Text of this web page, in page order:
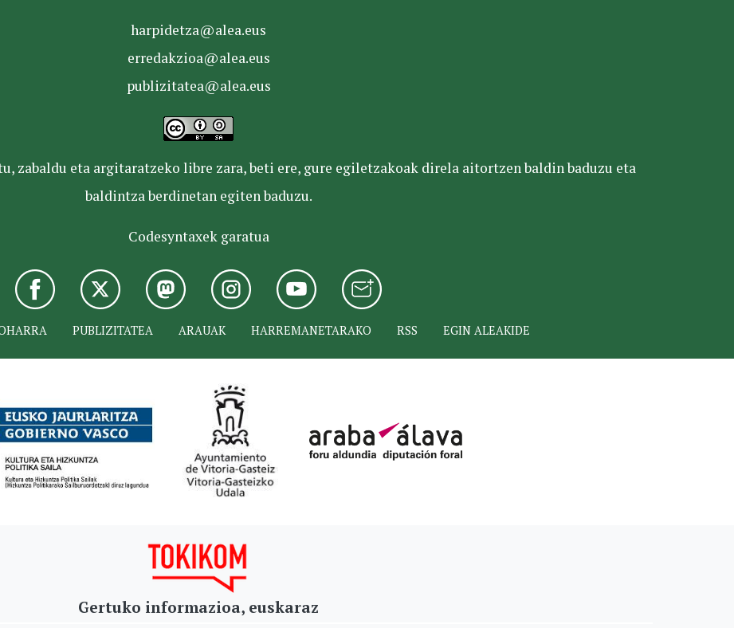
harpidetza@alea.eus
erredakzioa@alea.eus
publizitatea@alea.eus
zabaldu eta argitaratzeko libre zara, beti ere, gure egiletzakoak direla aitortzen baldin baduzu eta
baldintza berdinetan egiten baduzu.
Codesyntaxek garatua
PUBLIZITATEA ARAUAK HARREMANETARAKO RSS EGIN ALEAKIDE
Gertuko informazioa, euskaraz